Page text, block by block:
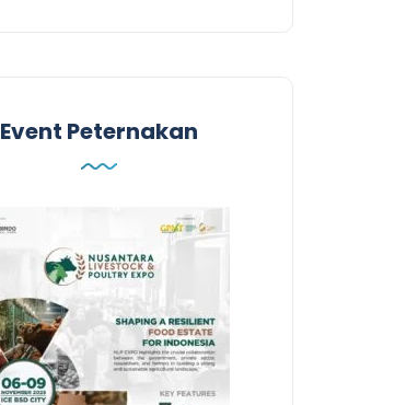
Event Peternakan